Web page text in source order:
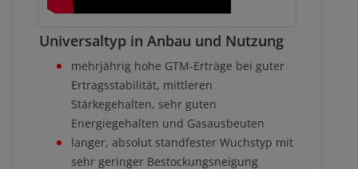
Universaltyp in Anbau und Nutzung
mehrjährig hohe GTM-Erträge bei guter
Ertragsstabilität, mittleren
Stärkegehalten, sehr guten
Energiegehalten und Gasausbeuten
langer, absolut standfester Wuchstyp mit
sehr geringer Bestockungsneigung